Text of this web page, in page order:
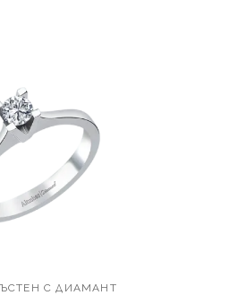
С ДИАМАНТ